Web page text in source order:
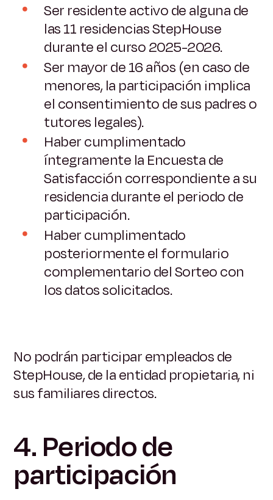
Ser residente activo de alguna de
las 11 residencias StepHouse
durante el curso 2025-2026.
Ser mayor de 16 años (en caso de
menores, la participación implica
el consentimiento de sus padres o
tutores legales).
Haber cumplimentado
íntegramente la Encuesta de
Satisfacción correspondiente a su
residencia durante el periodo de
participación.
Haber cumplimentado
posteriormente el formulario
complementario del Sorteo con
los datos solicitados.
No podrán participar empleados de
StepHouse, de la entidad propietaria, ni
sus familiares directos.
4. Periodo de
participación